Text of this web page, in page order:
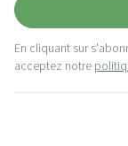
En cliquant sur
acceptez notre